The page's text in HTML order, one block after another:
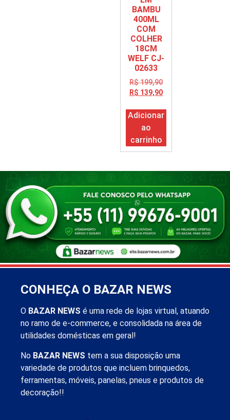
BAMBU
400ML
COM
COLHER
18CM
WELF CJ-
02633
R$199,90
R$ 139,90
Adicionar
ao
carrinho
CONHEÇA O BAZAR NEWS
O BAZAR NEWS é uma rede de lojas virtual, atuando
no ramo de e-commerce, e consolidada na área de
utilidades domésticas em geral!
No BAZAR NEWS tem a sua disposição uma
variedade de produtos que incluem brinquedos,
ferramentas, móveis, panelas, pneus e produtos de
decoração!!